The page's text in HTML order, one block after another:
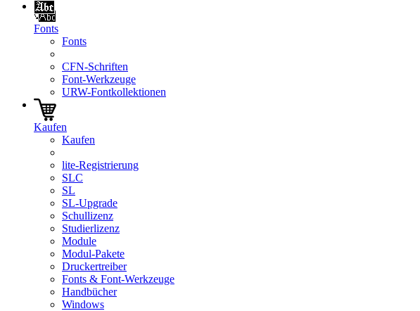
Fonts
Fonts
CFN-Schriften
Font-Werkzeuge
URW-Fontkollektionen
Kaufen
Kaufen
lite-Registrierung
SLC
SL
SL-Upgrade
Schullizenz
Studierlizenz
Module
Modul-Pakete
Druckertreiber
Fonts & Font-Werkzeuge
Handbücher
Windows